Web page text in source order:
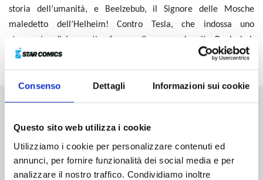
Consenso Dettagli Informazioni sui cookie
Questo sito web utilizza i cookie
Utilizziamo i cookie per personalizzare contenuti ed
annunci, per fornire funzionalità dei social media e per
analizzare il nostro traffico. Condividiamo inoltre
storia dell’umanità, e Beelzebub, il Signore delle Mosche
maledetto dell’Helheim! Contro Tesla, che indossa uno
strumento divino sotto forma di powered suit, Beelzebub
sfodera la sua capacità speciale che combina attacco e difesa!
Altri volumi della serie